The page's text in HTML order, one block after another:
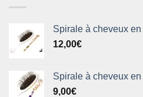
Spirale à cheveux
12,00€
Spirale à cheveux
9,00€